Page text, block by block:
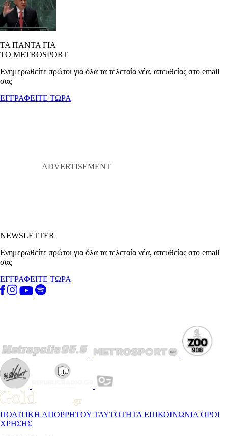
ΤΑ ΠΑΝΤΑ ΓΙΑ
ΤΟ METROSPORT
Ενημερωθείτε πρώτοι για όλα τα τελεταία νέα, απευθείας στο email
σας
ΕΓΓΡΑΦΕΙΤΕ ΤΩΡΑ
NEWSLETTER
Ενημερωθείτε πρώτοι για όλα τα τελεταία νέα, απευθείας στο email
σας
ΕΓΓΡΑΦΕΙΤΕ ΤΩΡΑ
ΠΟΛΙΤΙΚΗ ΑΠΟΡΡΗΤΟΥ ΤΑΥΤΟΤΗΤΑ ΕΠΙΚΟΙΝΩΝΙΑ ΟΡΟΙ
ΧΡΗΣΗΣ